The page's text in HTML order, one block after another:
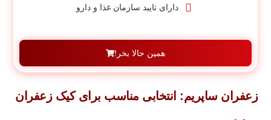
دارای تایید سازمان غذا و دارو
همین حالا بخر!
زعفران ساپریم: انتخابی مناسب برای کیک زعفران